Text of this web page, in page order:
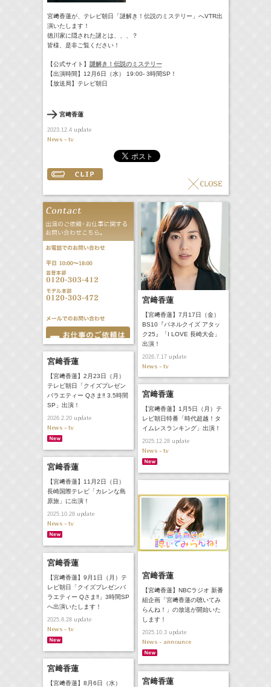
宮﨑香蓮が、テレビ朝日「謎解き！伝説のミステリー」へVTR出
演いたします！
徳川家に隠された謎とは、、、？
皆様、是非ご覧ください！
【公式サイト】 謎解き！伝説のミステリー
【出演時間】12月6日（水） 19:00- 3時間SP！
【放送局】テレビ朝日
宮﨑香蓮
2023.12.4update
News - tv
宮﨑香蓮
【宮﨑香蓮】7月17日（金）
BS10『パネルクイズ アタッ
ク25』「I LOVE 長崎大会」
出演！
2026.7.17update
News - tv
宮﨑香蓮
【宮﨑香蓮】2月23日（月）
テレビ朝日「クイズプレゼン
バラエティー Qさま‼︎ 3.5時間
SP」出演！
2026.2.20update
News - tv
宮﨑香蓮
【宮﨑香蓮】1月5日（月）テ
レビ朝日特番「時代超越！タ
イムレスランキング」出演！
2025.12.28update
News - tv
宮﨑香蓮
【宮﨑香蓮】11月2日（日）
長崎国際テレビ「カレンな島
原旅」に出演！
2025.10.28update
News - tv
宮﨑香蓮
【宮﨑香蓮】NBCラジオ 新番
組企画「宮﨑香蓮の聴いてみ
らんね！」の放送が開始いた
します！
2025.10.3update
News - announce
宮﨑香蓮
【宮﨑香蓮】9月1日（月）テ
レビ朝日「クイズプレゼンバ
ラエティー Qさま‼︎」3時間SP
へ出演いたします！
2025.8.28update
News - tv
宮﨑香蓮
【宮﨑香蓮】8月6日（水） 宮﨑香蓮